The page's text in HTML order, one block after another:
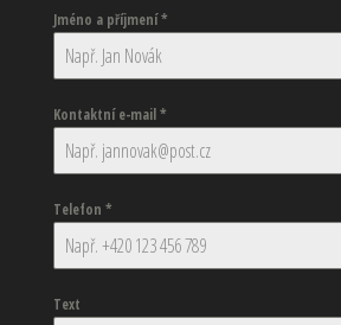
Jméno a příjmení*
Kontaktní e-mail*
Telefon *
Text